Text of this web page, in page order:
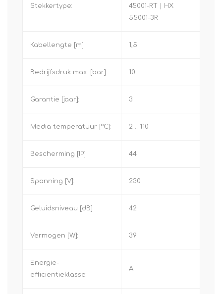
Stekkertype:
45001-RT | HX
55001-3R
Kabellengte [m]: 1,5
Bedrijfsdruk max. [bar]: 10
Garantie [jaar]: 3
Media temperatuur [°C]: 2 .. 110
Bescherming [IP]: 44
Spanning [V]: 230
Geluidsniveau [dB]: 42
Vermogen [W]: 39
Energie-
efficiëntieklasse:
A